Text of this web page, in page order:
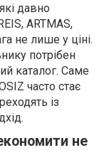
давно
ARTMAS,
не лише у ціні.
потрібен
каталог. Саме
часто стає
із
не